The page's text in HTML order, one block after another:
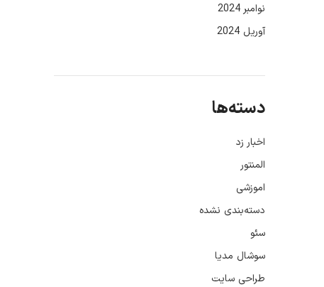
نوامبر 2024
آوریل 2024
دسته‌ها
اخبار زد
المنتور
اموزشی
دسته‌بندی نشده
سئو
سوشال مدیا
طراحی سایت